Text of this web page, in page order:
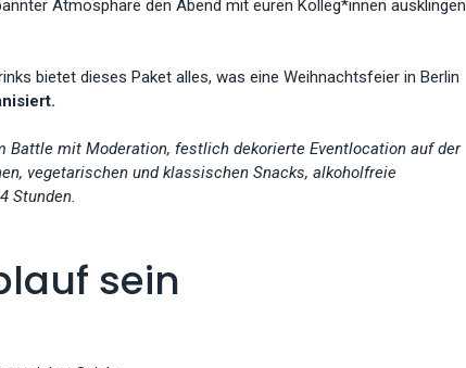
Atmosphäre den Abend mit euren Kolleg*innen ausklingen
bietet dieses Paket alles, was eine Weihnachtsfeier in Berlin
Battle mit Moderation, festlich dekorierte Eventlocation auf der
vegetarischen und klassischen Snacks, alkoholfreie
Stunden.
sein